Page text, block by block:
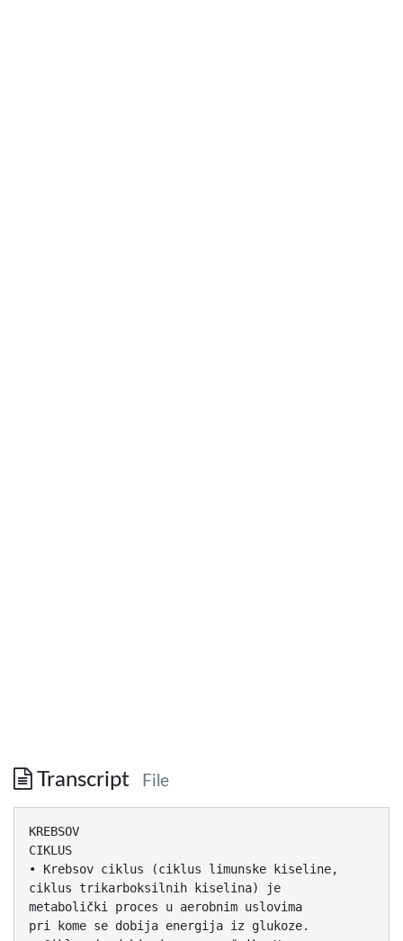
Transcript File
KREBSOV
CIKLUS
• Krebsov ciklus (ciklus limunske kiseline,
ciklus trikarboksilnih kiselina) je
metabolički proces u aerobnim uslovima
pri kome se dobija energija iz glukoze.